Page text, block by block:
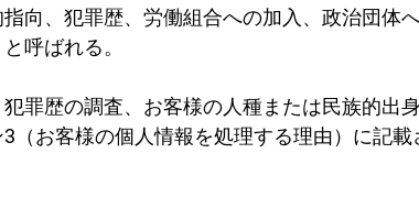
向、犯罪歴、労働組合への加入、政治団体
呼ばれる。
罪歴の調査、お客様の人種または民族的出身
（お客様の個人情報を処理する理由）に記載